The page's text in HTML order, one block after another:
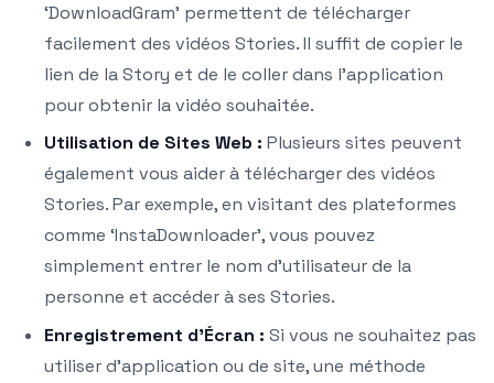
‘DownloadGram’ permettent de télécharger
facilement des vidéos Stories. Il suffit de copier le
lien de la Story et de le coller dans l’application
pour obtenir la vidéo souhaitée.
Utilisation de Sites Web : Plusieurs sites peuvent
également vous aider à télécharger des vidéos
Stories. Par exemple, en visitant des plateformes
comme ‘InstaDownloader’, vous pouvez
simplement entrer le nom d’utilisateur de la
personne et accéder à ses Stories.
Enregistrement d’Écran : Si vous ne souhaitez pas
utiliser d’application ou de site, une méthode